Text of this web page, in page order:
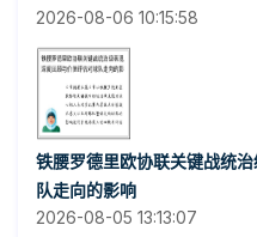
2026-08-06 10:15:58
铁腰罗德里欧协联关键战统
队走向的影响
2026-08-05 13:13:07